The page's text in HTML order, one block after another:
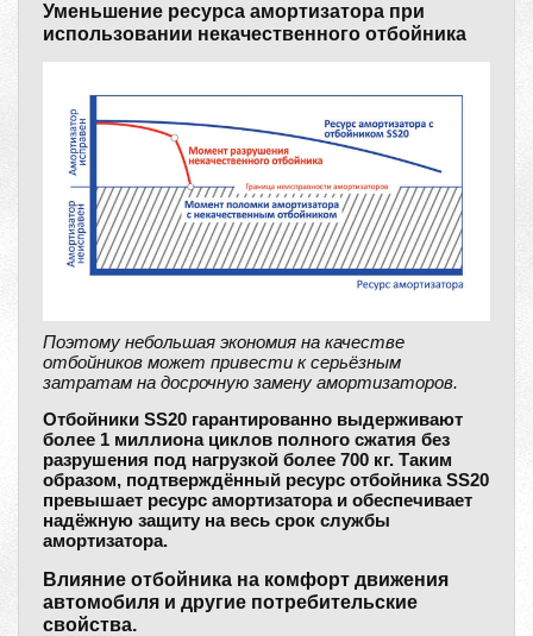
Уменьшение ресурса амортизатора при
использовании некачественного отбойника
Поэтому небольшая экономия на качестве
отбойников может привести к серьёзным
затратам на досрочную замену амортизаторов.
Отбойники SS20 гарантированно выдерживают
более 1 миллиона циклов полного сжатия без
разрушения под нагрузкой более 700 кг. Таким
образом, подтверждённый ресурс отбойника SS20
превышает ресурс амортизатора и обеспечивает
надёжную защиту на весь срок службы
амортизатора.
Влияние отбойника на комфорт движения
автомобиля и другие потребительские
свойства.